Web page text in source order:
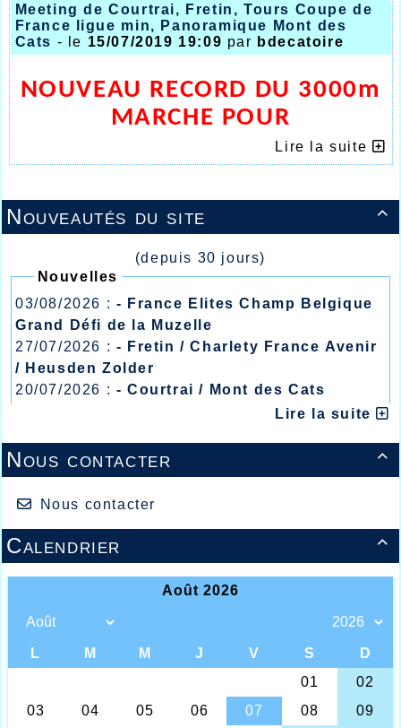

Nouveautés du site
(depuis 30 jours)
Nouvelles
03/08/2026 : - France Elites Champ Belgique
Grand Défi de la Muzelle
27/07/2026 : - Fretin / Charlety France Avenir
/ Heusden Zolder
20/07/2026 : - Courtrai / Mont des Cats
- Lyon / Meeting Abeilles /Lire la suite

Nous contacter
Nous contacter

Calendrier
Meeting de Courtrai, Fretin, Tours Coupe de
France ligue min, Panoramique Mont des
Cats - le 15/07/2019 19:09 par bdecatoire
NOUVEAU RECORD DU 3000m
MARCHE POUR
LEA VAN LIERDE
l’AHVL qui se sont déplacés au Meeting
junior Théo Naassens devait améliorer son record
personnel sur 800m en parcourant les deux tours de
médaillée des championnats de France deux
devait, à son grand désarroi, se retrouver en after-
possible sa place en série 1 ou 2 du Meeting
international, un peu dommage pour Agathe qui
devait dominer assez facilement sa série et
remporter sa course en 2.11.25, il lui reste encore
une grosse course peut-être avant sa coupure
Lire la suite